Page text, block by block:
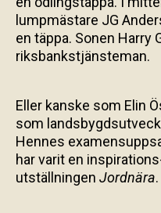
lumpmästare JG
en täppa. Sonen Harry
riksbankstjänsteman.
Eller kanske som Elin
som
Hennes
har varit en
utställningen Jordnära.